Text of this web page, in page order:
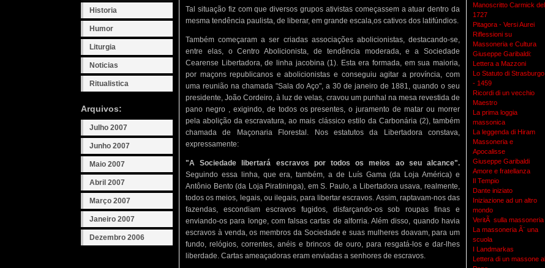
Historia
Humor
Liturgia
Noticias
Ritualistica
Arquivos:
Julho 2007
Junho 2007
Maio 2007
Abril 2007
Março 2007
Janeiro 2007
Dezembro 2006
Manoscritto Carmick del
1727
Pitagora - Versi Aurei
Riflessioni su
Massoneria e Cultura
Giuseppe Garibaldi:
Lettera a Mazzoni
Lo Statuto di Strasburgo
- 1459
Ricordi di un vecchio
Maestro
La prima loggia
massonica
La leggenda di Hiram
Massoneria e
Apocalisse
Giuseppe Garibaldi
Amore e fratellanza
Il Tempio
Dante iniziato
Iniziazione ad un altro
mondo
VeritÃ sulla massoneria
La massoneria Ã¨ una
scuola
I Landmarkas
Lettera di un massone al
Tal situação fiz com que diversos grupos ativistas começassem a atuar dentro da
mesma tendência paulista, de liberar, em grande escala,os cativos dos latifúndios.
Também começaram a ser criadas associações abolicionistas, destacando-se,
entre elas, o Centro Abolicionista, de tendência moderada, e a Sociedade
Cearense Libertadora, de linha jacobina (1). Esta era formada, em sua maioria,
por maçons republicanos e abolicionistas e conseguiu agitar a província, com
uma reunião na chamada "Sala do Aço", a 30 de janeiro de 1881, quando o seu
presidente, João Cordeiro, à luz de velas, cravou um punhal na mesa revestida de
pano negro , exigindo, de todos os presentes, o juramento de matar ou morrer
pela abolição da escravatura, ao mais clássico estilo da Carbonária (2), também
chamada de Maçonaria Florestal. Nos estatutos da Libertadora constava,
expressamente:
"A Sociedade libertará escravos por todos os meios ao seu alcance".
Seguindo essa linha, que era, também, a de Luís Gama (da Loja América) e
Antônio Bento (da Loja Piratininga), em S. Paulo, a Libertadora usava, realmente,
todos os meios, legais, ou ilegais, para libertar escravos. Assim, raptavam-nos das
fazendas, escondiam escravos fugidos, disfarçando-os sob roupas finas e
enviando-os para longe, com falsas cartas de alforria. Além disso, quando havia
escravos à venda, os membros da Sociedade e suas mulheres doavam, para um
fundo, relógios, correntes, anéis e brincos de ouro, para resgatá-los e dar-lhes
liberdade. Cartas ameaçadoras eram enviadas a senhores de escravos.